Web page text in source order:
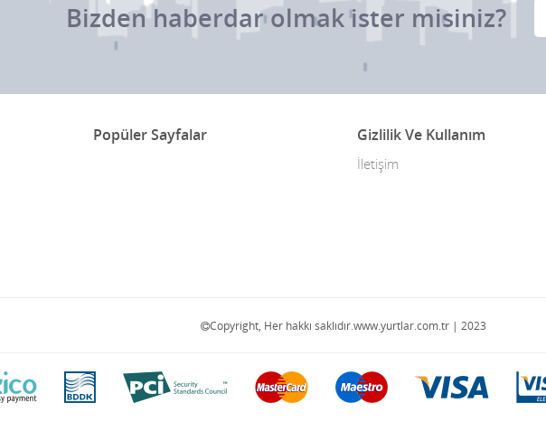
Bizden haberdar olmak ister misiniz?
Popüler Sayfalar Gizlilik Ve Kullanım
İletişim
Copyright, Her hakkı saklıdır.www.yurtlar.com.tr | 2023